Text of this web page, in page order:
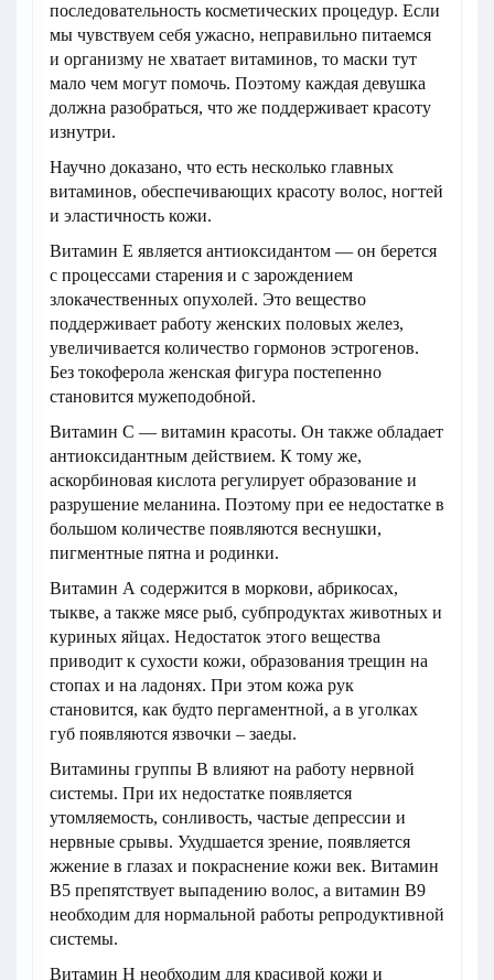
последовательность косметических процедур. Если
мы чувствуем себя ужасно, неправильно питаемся
и организму не хватает витаминов, то маски тут
мало чем могут помочь. Поэтому каждая девушка
должна разобраться, что же поддерживает красоту
изнутри.
Научно доказано, что есть несколько главных
витаминов, обеспечивающих красоту волос, ногтей
и эластичность кожи.
Витамин Е является антиоксидантом — он берется
с процессами старения и с зарождением
злокачественных опухолей. Это вещество
поддерживает работу женских половых желез,
увеличивается количество гормонов эстрогенов.
Без токоферола женская фигура постепенно
становится мужеподобной.
Витамин С — витамин красоты. Он также обладает
антиоксидантным действием. К тому же,
аскорбиновая кислота регулирует образование и
разрушение меланина. Поэтому при ее недостатке в
большом количестве появляются веснушки,
пигментные пятна и родинки.
Витамин А содержится в моркови, абрикосах,
тыкве, а также мясе рыб, субпродуктах животных и
куриных яйцах. Недостаток этого вещества
приводит к сухости кожи, образования трещин на
стопах и на ладонях. При этом кожа рук
становится, как будто пергаментной, а в уголках
губ появляются язвочки – заеды.
Витамины группы В влияют на работу нервной
системы. При их недостатке появляется
утомляемость, сонливость, частые депрессии и
нервные срывы. Ухудшается зрение, появляется
жжение в глазах и покраснение кожи век. Витамин
В5 препятствует выпадению волос, а витамин В9
необходим для нормальной работы репродуктивной
системы.
Витамин Н необходим для красивой кожи и